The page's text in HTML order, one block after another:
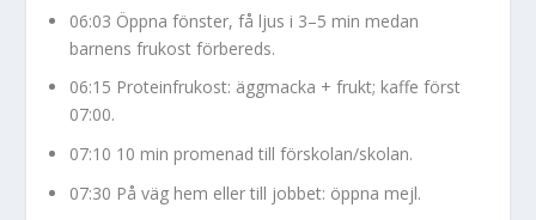
06:03 Öppna fönster, få ljus i 3–5 min medan
barnens frukost förbereds.
06:15 Proteinfrukost: äggmacka + frukt; kaffe först
07:00.
07:10 10 min promenad till förskolan/skolan.
07:30 På väg hem eller till jobbet: öppna mejl.